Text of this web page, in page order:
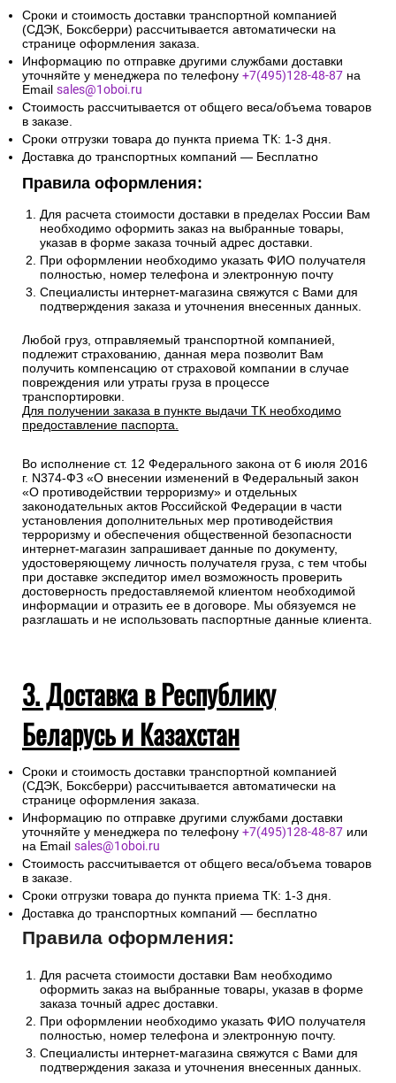
Сроки и стоимость доставки транспортной компанией
(СДЭК, Боксберри) рассчитывается автоматически на
странице оформления заказа.
Информацию по отправке другими службами доставки
уточняйте у менеджера по телефону +7(495)128-48-87 на
Email sales@1oboi.ru
Стоимость рассчитывается от общего веса/объема товаров
в заказе.
Сроки отгрузки товара до пункта приема ТК: 1-3 дня.
Доставка до транспортных компаний — Бесплатно
Правила оформления:
Для расчета стоимости доставки в пределах России Вам
необходимо оформить заказ на выбранные товары,
указав в форме заказа точный адрес доставки.
При оформлении необходимо указать ФИО получателя
полностью, номер телефона и электронную почту
Специалисты интернет-магазина свяжутся с Вами для
подтверждения заказа и уточнения внесенных данных.
Любой груз, отправляемый транспортной компанией,
подлежит страхованию, данная мера позволит Вам
получить компенсацию от страховой компании в случае
повреждения или утраты груза в процессе
транспортировки.
Для получении заказа в пункте выдачи ТК необходимо
предоставление паспорта.
Во исполнение ст. 12 Федерального закона от 6 июля 2016
г. N374-ФЗ «О внесении изменений в Федеральный закон
«О противодействии терроризму» и отдельных
законодательных актов Российской Федерации в части
установления дополнительных мер противодействия
терроризму и обеспечения общественной безопасности
интернет-магазин запрашивает данные по документу,
удостоверяющему личность получателя груза, с тем чтобы
при доставке экспедитор имел возможность проверить
достоверность предоставляемой клиентом необходимой
информации и отразить ее в договоре. Мы обязуемся не
разглашать и не использовать паспортные данные клиента.
3. Доставка в Республику
Беларусь и Казахстан
Сроки и стоимость доставки транспортной компанией
(СДЭК, Боксберри) рассчитывается автоматически на
странице оформления заказа.
Информацию по отправке другими службами доставки
уточняйте у менеджера по телефону +7(495)128-48-87 или
на Email sales@1oboi.ru
Стоимость рассчитывается от общего веса/объема товаров
в заказе.
Сроки отгрузки товара до пункта приема ТК: 1-3 дня.
Доставка до транспортных компаний — бесплатно
Правила оформления:
Для расчета стоимости доставки Вам необходимо
оформить заказ на выбранные товары, указав в форме
заказа точный адрес доставки.
При оформлении необходимо указать ФИО получателя
полностью, номер телефона и электронную почту.
Специалисты интернет-магазина свяжутся с Вами для
подтверждения заказа и уточнения внесенных данных.